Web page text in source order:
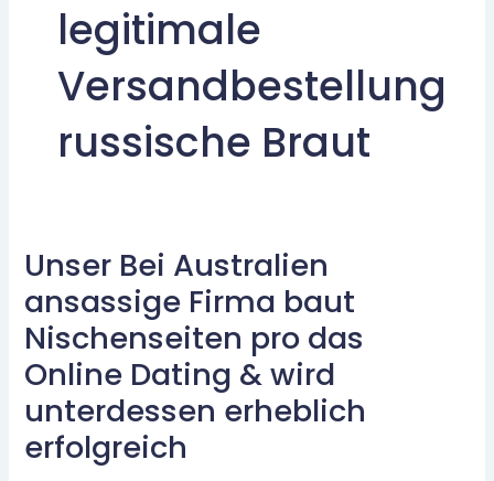
legitimale
Versandbestellung
russische Braut
Unser Bei Australien
ansassige Firma baut
Nischenseiten pro das
Online Dating & wird
unterdessen erheblich
erfolgreich
Unser
Australien
ansassige
Firma
baut
Nischenseiten
pro